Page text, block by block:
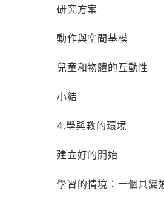
研究方案
動作與空間基模
兒童和物體的互動性
小結
4.學與教的環境
建立好的開始
學習的情境：一個具